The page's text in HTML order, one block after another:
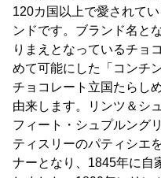
120カ国以上で愛されて
ンドです。ブランド名と
りまえとなっているチョ
めて可能にした「コンチ
チョコレート立国たらし
由来します。リンツ＆シ
フィート・シュプルング
ティスリーのパティシエ
ナーとなり、1845年に自